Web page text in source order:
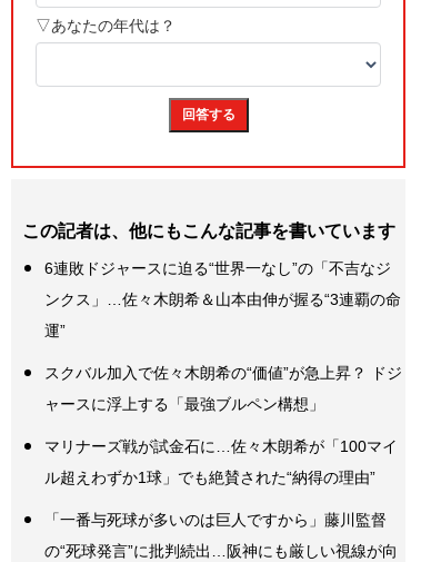
この記者は、他にもこんな記事を書いています
6連敗ドジャースに迫る“世界一なし”の「不吉なジ
ンクス」…佐々木朗希＆山本由伸が握る“3連覇の命
運”
スクバル加入で佐々木朗希の“価値”が急上昇？ ドジ
ャースに浮上する「最強ブルペン構想」
マリナーズ戦が試金石に…佐々木朗希が「100マイ
ル超えわずか1球」でも絶賛された“納得の理由”
「一番与死球が多いのは巨人ですから」藤川監督
の“死球発言”に批判続出…阪神にも厳しい視線が向